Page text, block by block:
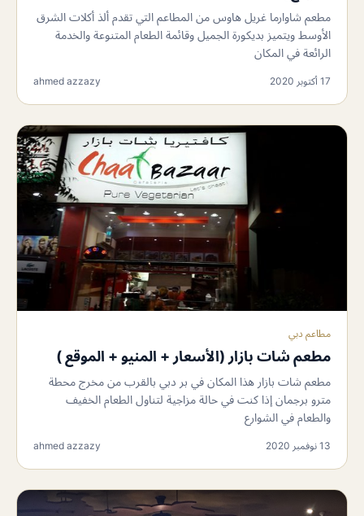
مطعم شاوارما غريل هاوس من المطاعم التي تقدم ألذ أكلات الشرق
الأوسط ويتميز بديكورة الجميل وقائمة الطعام المتنوعة والخدمة
الرائعة في المكان
17 أكتوبر 2020 ahmed azzazy
مطاعم دبي
مطعم شات بازار (الأسعار + المنيو + الموقع )
مطعم شات بازار هذا المكان في بر دبي بالقرب من مخرج محطة
مترو برجمان إذا كنت في حالة مزاجية لتناول الطعام الخفيف
والطعام في الشوارع
13 نوفمبر 2020 ahmed azzazy